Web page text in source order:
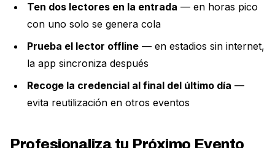
Ten dos lectores en la entrada — en horas pico
con uno solo se genera cola
Prueba el lector offline — en estadios sin internet,
la app sincroniza después
Recoge la credencial al final del último día —
evita reutilización en otros eventos
Profesionaliza tu Próximo Evento